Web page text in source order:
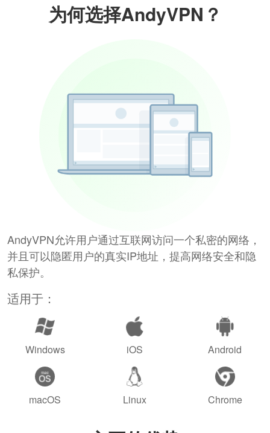
为何选择AndyVPN？
AndyVPN允许用户通过互联网访问一个私密的网络，
并且可以隐匿用户的真实IP地址，提高网络安全和隐
私保护。
适用于：
Windows iOS Android
macOS Linux Chrome